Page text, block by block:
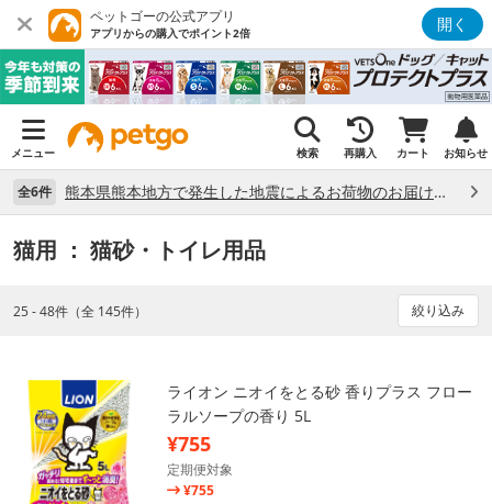
ペットゴーの公式アプリ
アプリからの購入でポイント2倍 開く
メニュー 検索 再購入 カート お知らせ
全6件 熊本県熊本地方で発生した地震によるお荷物のお届け状況について （7/28）
猫用 ： 猫砂・トイレ用品
25 - 48件（全 145件） 絞り込み
ライオン ニオイをとる砂 香りプラス フロー
ラルソープの香り 5L
¥755
定期便対象
¥755